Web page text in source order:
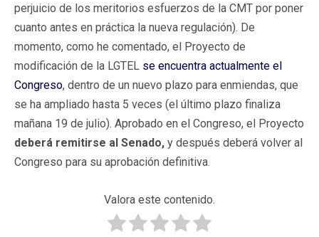
perjuicio de los meritorios esfuerzos de la CMT por poner
cuanto antes en práctica la nueva regulación). De
momento, como he comentado, el Proyecto de
modificación de la LGTEL se encuentra actualmente el
Congreso, dentro de un nuevo plazo para enmiendas, que
se ha ampliado hasta 5 veces (el último plazo finaliza
mañana 19 de julio). Aprobado en el Congreso, el Proyecto
deberá remitirse al Senado, y después deberá volver al
Congreso para su aprobación definitiva.
Valora este contenido.